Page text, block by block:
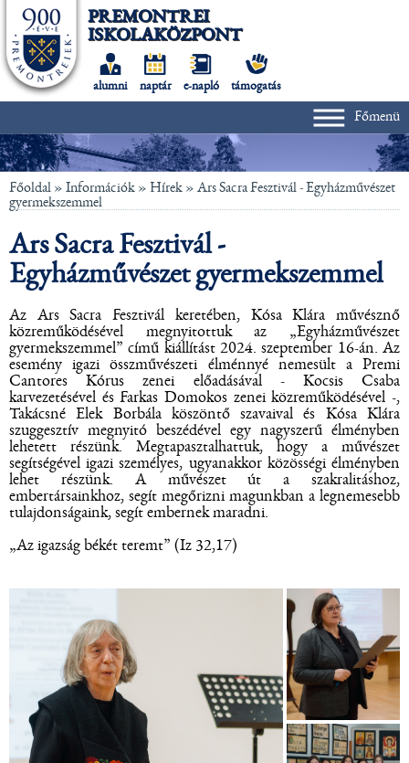
PREMONTREI
ISKOLAKÖZPONT
alumni naptár e-napló támogatás
Főmenü
Főoldal » Információk » Hírek » Ars Sacra Fesztivál - Egyházművészet
gyermekszemmel
Ars Sacra Fesztivál -
Egyházművészet gyermekszemmel
Az Ars Sacra Fesztivál keretében, Kósa Klára művésznő
közreműködésével megnyitottuk az „Egyházművészet
gyermekszemmel” című kiállítást 2024. szeptember 16-án. Az
esemény igazi összművészeti élménnyé nemesült a Premi
Cantores Kórus zenei előadásával - Kocsis Csaba
karvezetésével és Farkas Domokos zenei közreműködésével -,
Takácsné Elek Borbála köszöntő szavaival és Kósa Klára
szuggesztív megnyitó beszédével egy nagyszerű élményben
lehetett részünk. Megtapasztalhattuk, hogy a művészet
segítségével igazi személyes, ugyanakkor közösségi élményben
lehet részünk. A művészet út a szakralitáshoz,
embertársainkhoz, segít megőrizni magunkban a legnemesebb
tulajdonságaink, segít embernek maradni.
„Az igazság békét teremt” (Iz 32,17)